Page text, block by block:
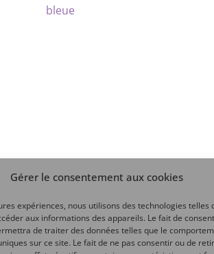
Gérer le consentement aux cookies
expériences, nous utilisons des technologies telles
aux informations des appareils. Le fait de
de traiter des données telles que le
sur ce site. Le fait de ne pas consentir ou de
bleue